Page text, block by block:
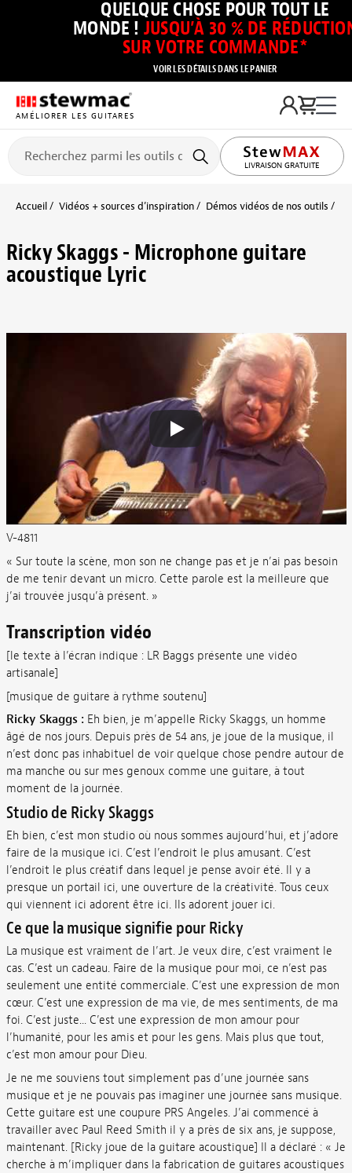
QUELQUE CHOSE POUR TOUT LE
MONDE ! JUSQU’À 30 % DE
SUR VOTRE COMMANDE*
VOIR LES DÉTAILS DANS LE PANIER
AMÉLIORER LES GUITARES
LIVRAISON GRATUITE
Accueil Vidéos + sources d’inspiration Démos vidéos de nos outils
Ricky Skaggs - Microphone guitare
acoustique Lyric
V-4811
« Sur toute la scène, mon son ne change pas et je n’ai pas besoin
de me tenir devant un micro. Cette parole est la meilleure que
j’ai trouvée jusqu’à présent. »
Transcription vidéo
[le texte à l’écran indique : LR Baggs présente une vidéo
artisanale]
[musique de guitare à rythme soutenu]
Ricky Skaggs : Eh bien, je m’appelle Ricky Skaggs, un homme
âgé de nos jours. Depuis près de 54 ans, je joue de la musique, il
n’est donc pas inhabituel de voir quelque chose pendre autour de
ma manche ou sur mes genoux comme une guitare, à tout
moment de la journée.
Studio de Ricky Skaggs
Eh bien, c’est mon studio où nous sommes aujourd’hui, et j’adore
faire de la musique ici. C’est l’endroit le plus amusant. C’est
l’endroit le plus créatif dans lequel je pense avoir été. Il y a
presque un portail ici, une ouverture de la créativité. Tous ceux
qui viennent ici adorent être ici. Ils adorent jouer ici.
Ce que la musique signifie pour Ricky
La musique est vraiment de l’art. Je veux dire, c’est vraiment le
cas. C’est un cadeau. Faire de la musique pour moi, ce n’est pas
seulement une entité commerciale. C’est une expression de mon
cœur. C’est une expression de ma vie, de mes sentiments, de ma
foi. C’est juste... C’est une expression de mon amour pour
l’humanité, pour les amis et pour les gens. Mais plus que tout,
c’est mon amour pour Dieu.
Je ne me souviens tout simplement pas d’une journée sans
musique et je ne pouvais pas imaginer une journée sans musique.
Cette guitare est une coupure PRS Angeles. J’ai commencé à
travailler avec Paul Reed Smith il y a près de six ans, je suppose,
maintenant. [Ricky joue de la guitare acoustique] Il a déclaré : « Je
cherche à m’impliquer dans la fabrication de guitares acoustiques